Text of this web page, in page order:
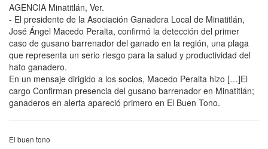
AGENCIA Minatitlán, Ver.
- El presidente de la Asociación Ganadera Local de Minatitlán,
José Ángel Macedo Peralta, confirmó la detección del primer
caso de gusano barrenador del ganado en la región, una plaga
que representa un serio riesgo para la salud y productividad del
hato ganadero.
En un mensaje dirigido a los socios, Macedo Peralta hizo […]El
cargo Confirman presencia del gusano barrenador en Minatitlán;
ganaderos en alerta apareció primero en El Buen Tono.
El buen tono